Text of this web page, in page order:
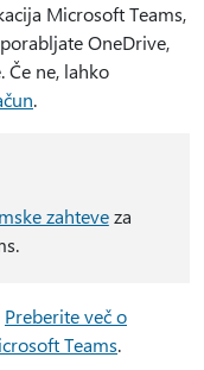
Microsoft Teams,
OneDrive,
Če ne, lahko
.
zahteveza
Preberite več o
Teams.